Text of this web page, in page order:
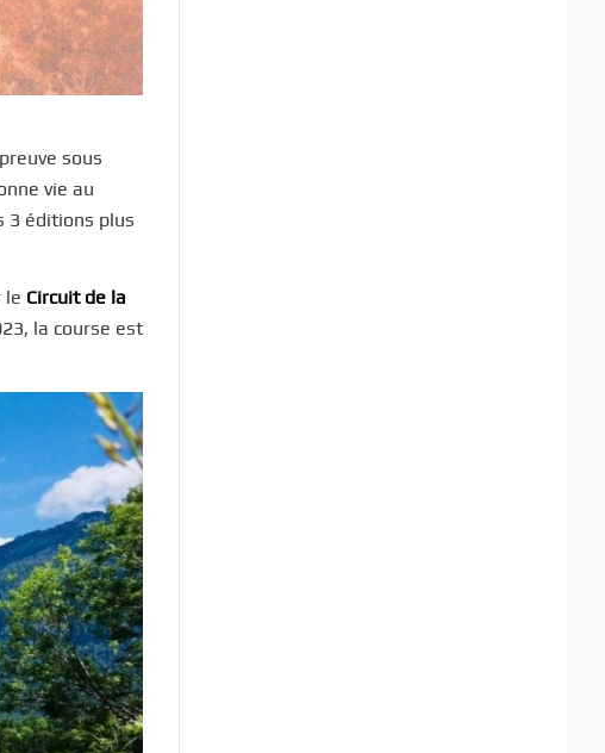
sous
vie au
3 éditions plus
le Circuit de la
la course est